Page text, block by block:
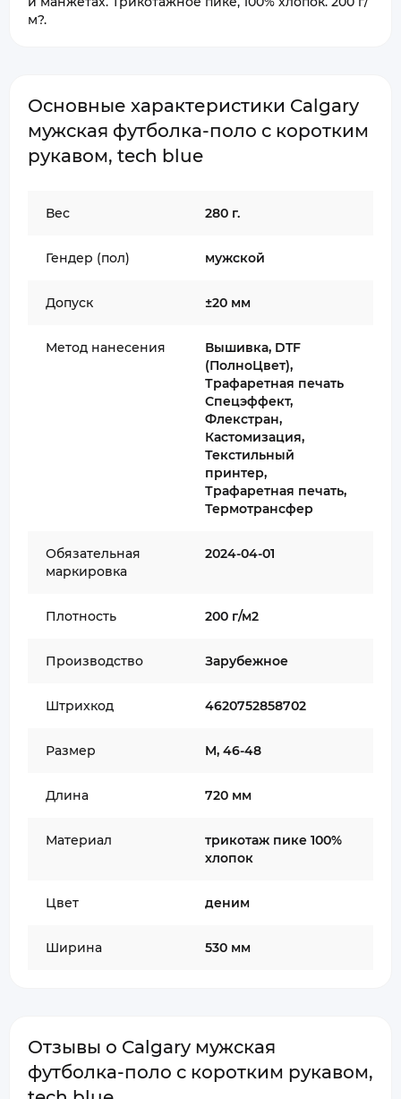
м?.
Основные характеристики Calgary
мужская футболка-поло с коротким
рукавом, tech blue
Вес 280 г.
Гендер (пол) мужской
Допуск ±20 мм
Метод нанесения
Вышивка, DTF
(ПолноЦвет),
Трафаретная печать
Спецэффект,
Флекстран,
Кастомизация,
Текстильный
принтер,
Трафаретная печать,
Термотрансфер
Обязательная
маркировка
2024-04-01
Плотность 200 г/м2
Производство Зарубежное
Штрихкод 4620752858702
Размер M, 46-48
Длина 720 мм
Материал
трикотаж пике 100%
хлопок
Цвет деним
Ширина 530 мм
Отзывы о Calgary мужская
футболка-поло с коротким рукавом,